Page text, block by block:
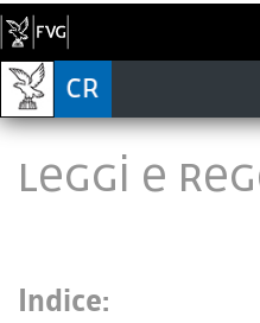
LEGGI E
Indice: